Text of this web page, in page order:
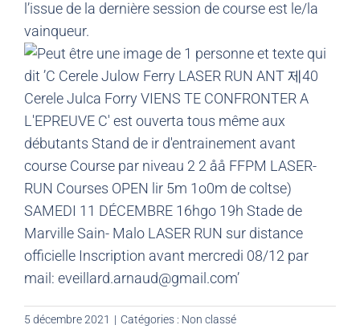
l’issue de la dernière session de course est le/la
vainqueur.
5 décembre 2021 | Catégories : Non classé